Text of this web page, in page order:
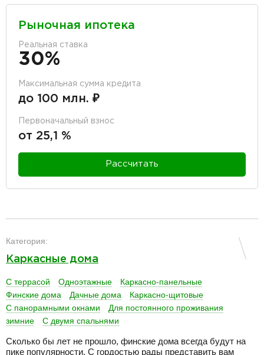
Рыночная ипотека
Реальная ставка
30%
Максимальная сумма кредита
до 100 млн. ₽
Первоначальный взнос
от 25,1 %
Рассчитать
Категория:
Каркасные дома
С террасой Одноэтажные
Каркасно-панельные
Финские дома
Дачные дома
Каркасно-щитовые
С панорамными окнами
Для постоянного проживания
зимние
С двумя спальнями
Сколько бы лет не прошло, финские дома всегда будут на
пике популярности. С гордостью рады представить вам